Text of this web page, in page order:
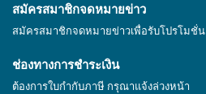
สมัครสมาชิกจดหมายข่าว
สมัครสมาชิกจดหมายข่าวเพื่อรับโปรโมชั่น
ช่องทางการชำระเงิน
ต้องการใบกำกับภาษี กรุณาแจ้งล่วงหน้า